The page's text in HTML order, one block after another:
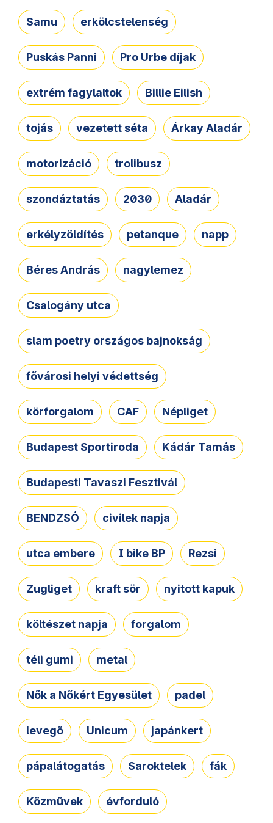
Samu erkölcstelenség
Puskás Panni Pro Urbe díjak
extrém fagylaltok Billie Eilish
tojás vezetett séta Árkay Aladár
motorizáció trolibusz
szondáztatás 2030 Aladár
erkélyzöldítés petanque napp
Béres András nagylemez
Csalogány utca
slam poetry országos bajnokság
fővárosi helyi védettség
körforgalom CAF Népliget
Budapest Sportiroda Kádár Tamás
Budapesti Tavaszi Fesztivál
BENDZSÓ civilek napja
utca embere I bike BP Rezsi
Zugliget kraft sör nyitott kapuk
költészet napja forgalom
téli gumi metal
Nők a Nőkért Egyesület padel
levegő Unicum japánkert
pápalátogatás Saroktelek fák
Közművek évforduló